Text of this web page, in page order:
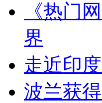
《热门
界
走近印
波兰获